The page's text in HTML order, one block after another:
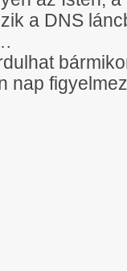
a DNS
nap